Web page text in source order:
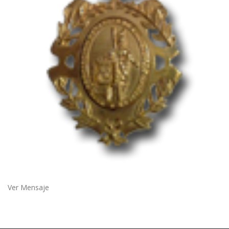
Ver Mensaje